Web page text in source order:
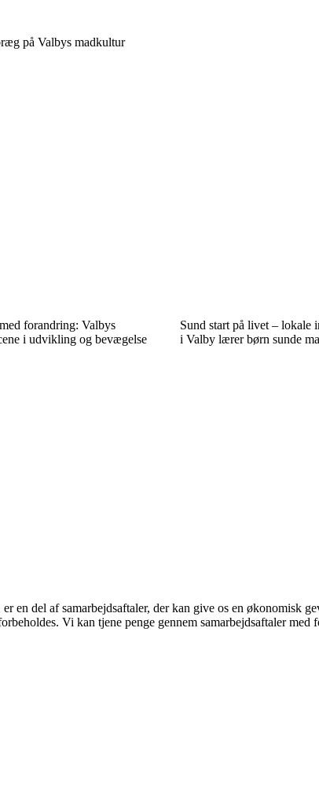
på Valbys madkultur
forandring: Valbys
i udvikling og bevægelse
Sund start på livet – lokale
i Valby lærer børn sunde
en del af samarbejdsaftaler, der kan give os en økonomisk
Vi kan tjene penge gennem samarbejdsaftaler